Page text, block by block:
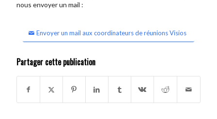
nous envoyer un mail :
Envoyer un mail aux coordinateurs de réunions Visios
Partager cette publication